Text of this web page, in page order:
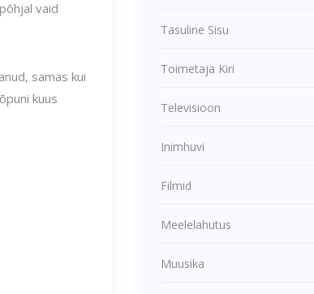
vaid
samas kui
kuus
Tasuline Sisu
Toimetaja Kiri
Televisioon
Inimhuvi
Filmid
Meelelahutus
Muusika